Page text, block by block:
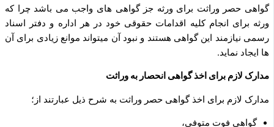
گواهی حصر وراثت برای ورثه جز گواهی ‌های واجب می‌ باشد چرا که
ورثه برای انجام کلیه اقدامات حقوقی خود در هر اداره و دفتر اسناد
رسمی نیازمند این گواهی هستند و نبود آن میتواند موانع زیادی برای آن
‌ها ایجاد نماید.
مدارک لازم برای اخذ گواهی انحصار به وراثت
مدارک لازم برای اخذ گواهی حصر وراثت به شرح ذیل عبارتند از؛
گواهی فوت متوفی،